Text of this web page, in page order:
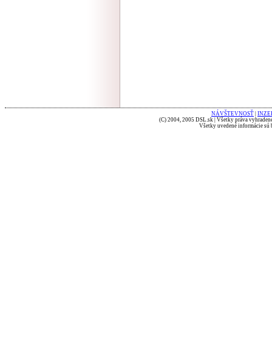
NÁVŠTEVNOSŤ
(C) 2004, 2005 DSL.sk | Všetky práva
Všetky uvedené informácie sú